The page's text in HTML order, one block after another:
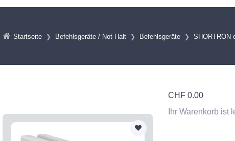
Startseite Befehlsgeräte / Not-Halt Befehlsgeräte SHORTRON
CHF 0.00
Ihr Warenkorb ist